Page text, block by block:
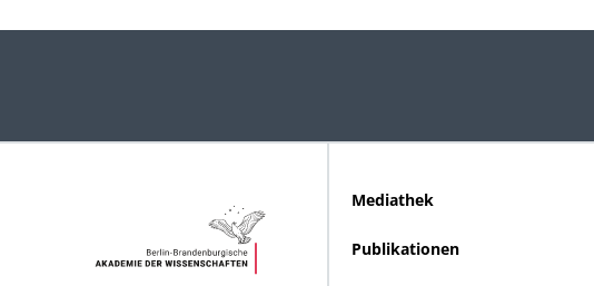
Mediathek
Publikationen